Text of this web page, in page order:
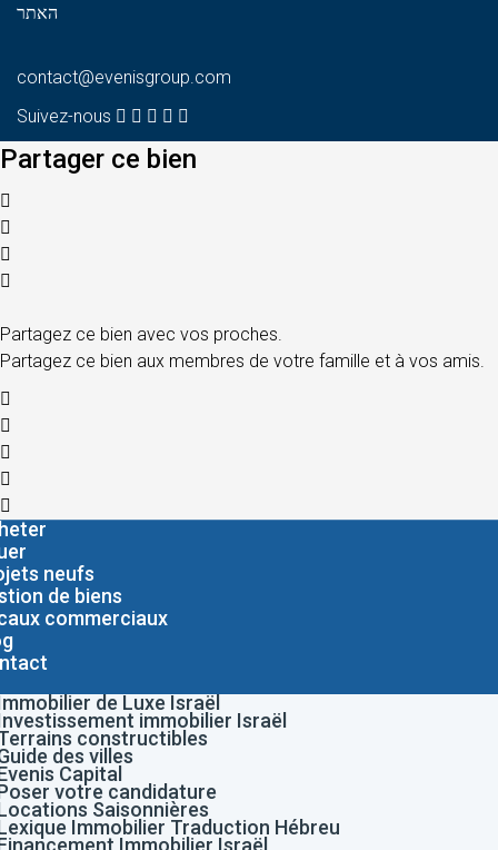
האתר
contact@evenisgroup.com
Suivez-nous
Partager ce bien
Partagez ce bien avec vos proches.
Partagez ce bien aux membres de votre famille et à vos amis.
neufs
de biens
commerciaux
de Luxe Israël
immobilier Israël
constructibles
des villes
Capital
votre candidature
Saisonnières
Immobilier Traduction Hébreu
Immobilier Israël